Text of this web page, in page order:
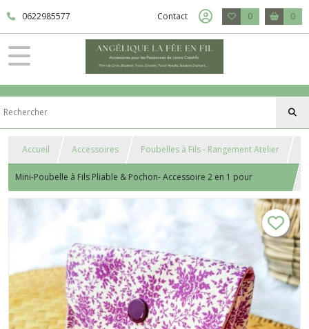
0622985577 Contact 0 0
Accueil Accessoires Poubelles à Fils - Rangement Atelier
Mini-Poubelle à Fils Pliable & Pochon- Accessoire 2 en 1 pour